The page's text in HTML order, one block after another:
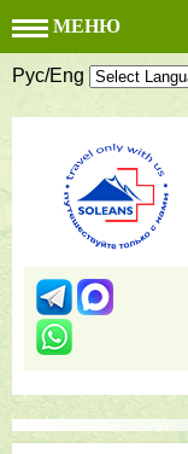
МЕНЮ
Рус/Eng